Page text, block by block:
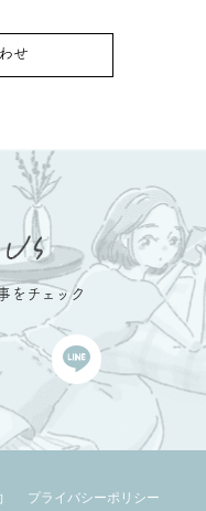
せ
をチェック
プライバシーポリシー